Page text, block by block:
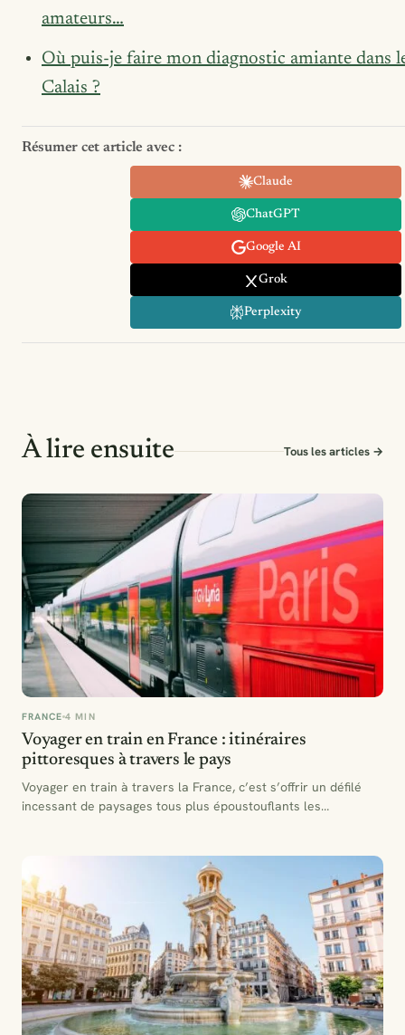
amateurs…
Où puis-je faire mon diagnostic amiante dans
Calais ?
Résumer cet article avec :
Claude
ChatGPT
Google AI
Grok
Perplexity
À lire ensuite Tous les articles →
FRANCE 4 MIN
Voyager en train en France : itinéraires
pittoresques à travers le pays
Voyager en train à travers la France, c’est s’offrir un défilé
incessant de paysages tous plus époustouflants les…